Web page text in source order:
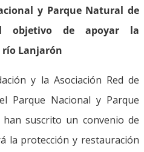
y Parque Natural de
objetivo de apoyar la
río Lanjarón
y la Asociación Red de
Parque Nacional y Parque
suscrito un convenio de
la protección y restauración